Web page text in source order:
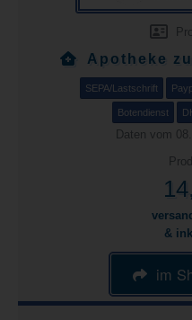
Apotheke
SEPA/Lastschrift
Botendienst
Daten vom
&
im